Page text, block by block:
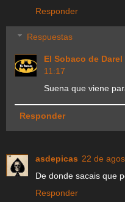
Responder
Respuestas
El Sobaco de Darel
11:17
Suena que viene
Responder
asdepicas 22 de
De donde sacais que
Responder